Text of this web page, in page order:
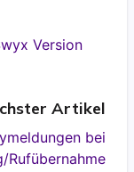
Version
Artikel
bei
Rufübernahme